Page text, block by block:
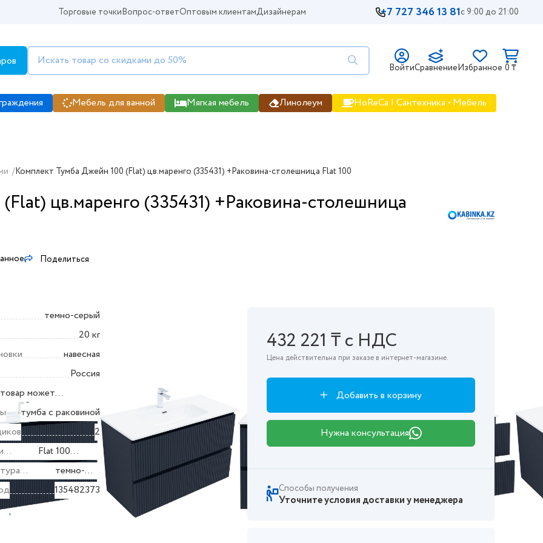
Торговые точкиВопрос-ответОптовым клиентамДизайнерам +7 727 346 13 81с 9:00 до 21:00
ВойтиСравнениеИзбранное 0 ₸
Мебель для ванной Мягкая мебель Линолеум HoReCa | Сантехника • Мебель
/Комплект Тумба Джейн 100 (Flat) цв.маренго (335431) +Раковина-столешница Flat 100
цв.маренго (335431) +Раковина-столешница
Поделиться
темно-серый
20 кг
навесная
Россия
товар может
поставляться в
разобранном виде (по
поводу сборки
уточняйте у продавца)
тумба с раковиной
2
Flat 100
335431темно-
серый
135482373
432 221 ₸ с НДС
Цена действительна при заказе в интернет-магазине.
Добавить в корзину
Нужна консультация
Способы получения
Уточните условия доставки у менеджера